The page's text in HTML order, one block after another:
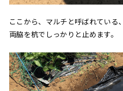
ここから、マルチと呼ばれている
両脇を杭でしっかりと止めます。